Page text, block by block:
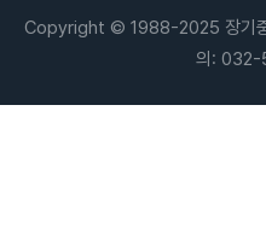
Copyright © 1988-2025 장기
의: 032-